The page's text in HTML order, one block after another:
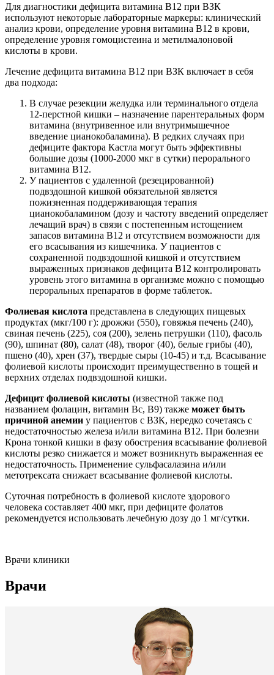
Для диагностики дефицита витамина B12 при ВЗК
используют некоторые лабораторные маркеры: клинический
анализ крови, определение уровня витамина В12 в крови,
определение уровня гомоцистеина и метилмалоновой
кислоты в крови.
Лечение дефицита витамина B12 при ВЗК включает в себя
два подхода:
В случае резекции желудка или терминального отдела
12-перстной кишки – назначение парентеральных форм
витамина (внутривенное или внутримышечное
введение цианокобаламина). В редких случаях при
дефиците фактора Кастла могут быть эффективны
большие дозы (1000-2000 мкг в сутки) перорального
витамина B12.
У пациентов с удаленной (резецированной)
подвздошной кишкой обязательной является
пожизненная поддерживающая терапия
цианокобаламином (дозу и частоту введений определяет
лечащий врач) в связи с постепенным истощением
запасов витамина B12 и отсутствием возможности для
его всасывания из кишечника. У пациентов с
сохраненной подвздошной кишкой и отсутствием
выраженных признаков дефицита B12 контролировать
уровень этого витамина в организме можно с помощью
пероральных препаратов в форме таблеток.
Фолиевая кислота представлена в следующих пищевых
продуктах (мкг/100 г): дрожжи (550), говяжья печень (240),
свиная печень (225), соя (200), зелень петрушки (110), фасоль
(90), шпинат (80), салат (48), творог (40), белые грибы (40),
пшено (40), хрен (37), твердые сыры (10-45) и т.д. Всасывание
фолиевой кислоты происходит преимущественно в тощей и
верхних отделах подвздошной кишки.
Дефицит фолиевой кислоты (известной также под
названием фолацин, витамин Вс, В9) также может быть
причиной анемии у пациентов с ВЗК, нередко сочетаясь с
недостаточностью железа и/или витамина B12. При болезни
Крона тонкой кишки в фазу обострения всасывание фолиевой
кислоты резко снижается и может возникнуть выраженная ее
недостаточность. Применение сульфасалазина и/или
метотрексата снижает всасывание фолиевой кислоты.
Суточная потребность в фолиевой кислоте здорового
человека составляет 400 мкг, при дефиците фолатов
рекомендуется использовать лечебную дозу до 1 мг/сутки.
Врачи клиники
Врачи